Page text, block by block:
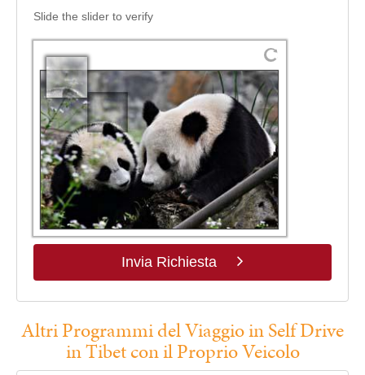
Slide the slider to verify
Invia Richiesta
Altri Programmi del Viaggio in Self Drive
in Tibet con il Proprio Veicolo